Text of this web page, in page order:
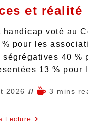
et réalité
handicap voté au
pour les
ségrégatives 40 %
13 % pour
2026 3 mins
Lecture